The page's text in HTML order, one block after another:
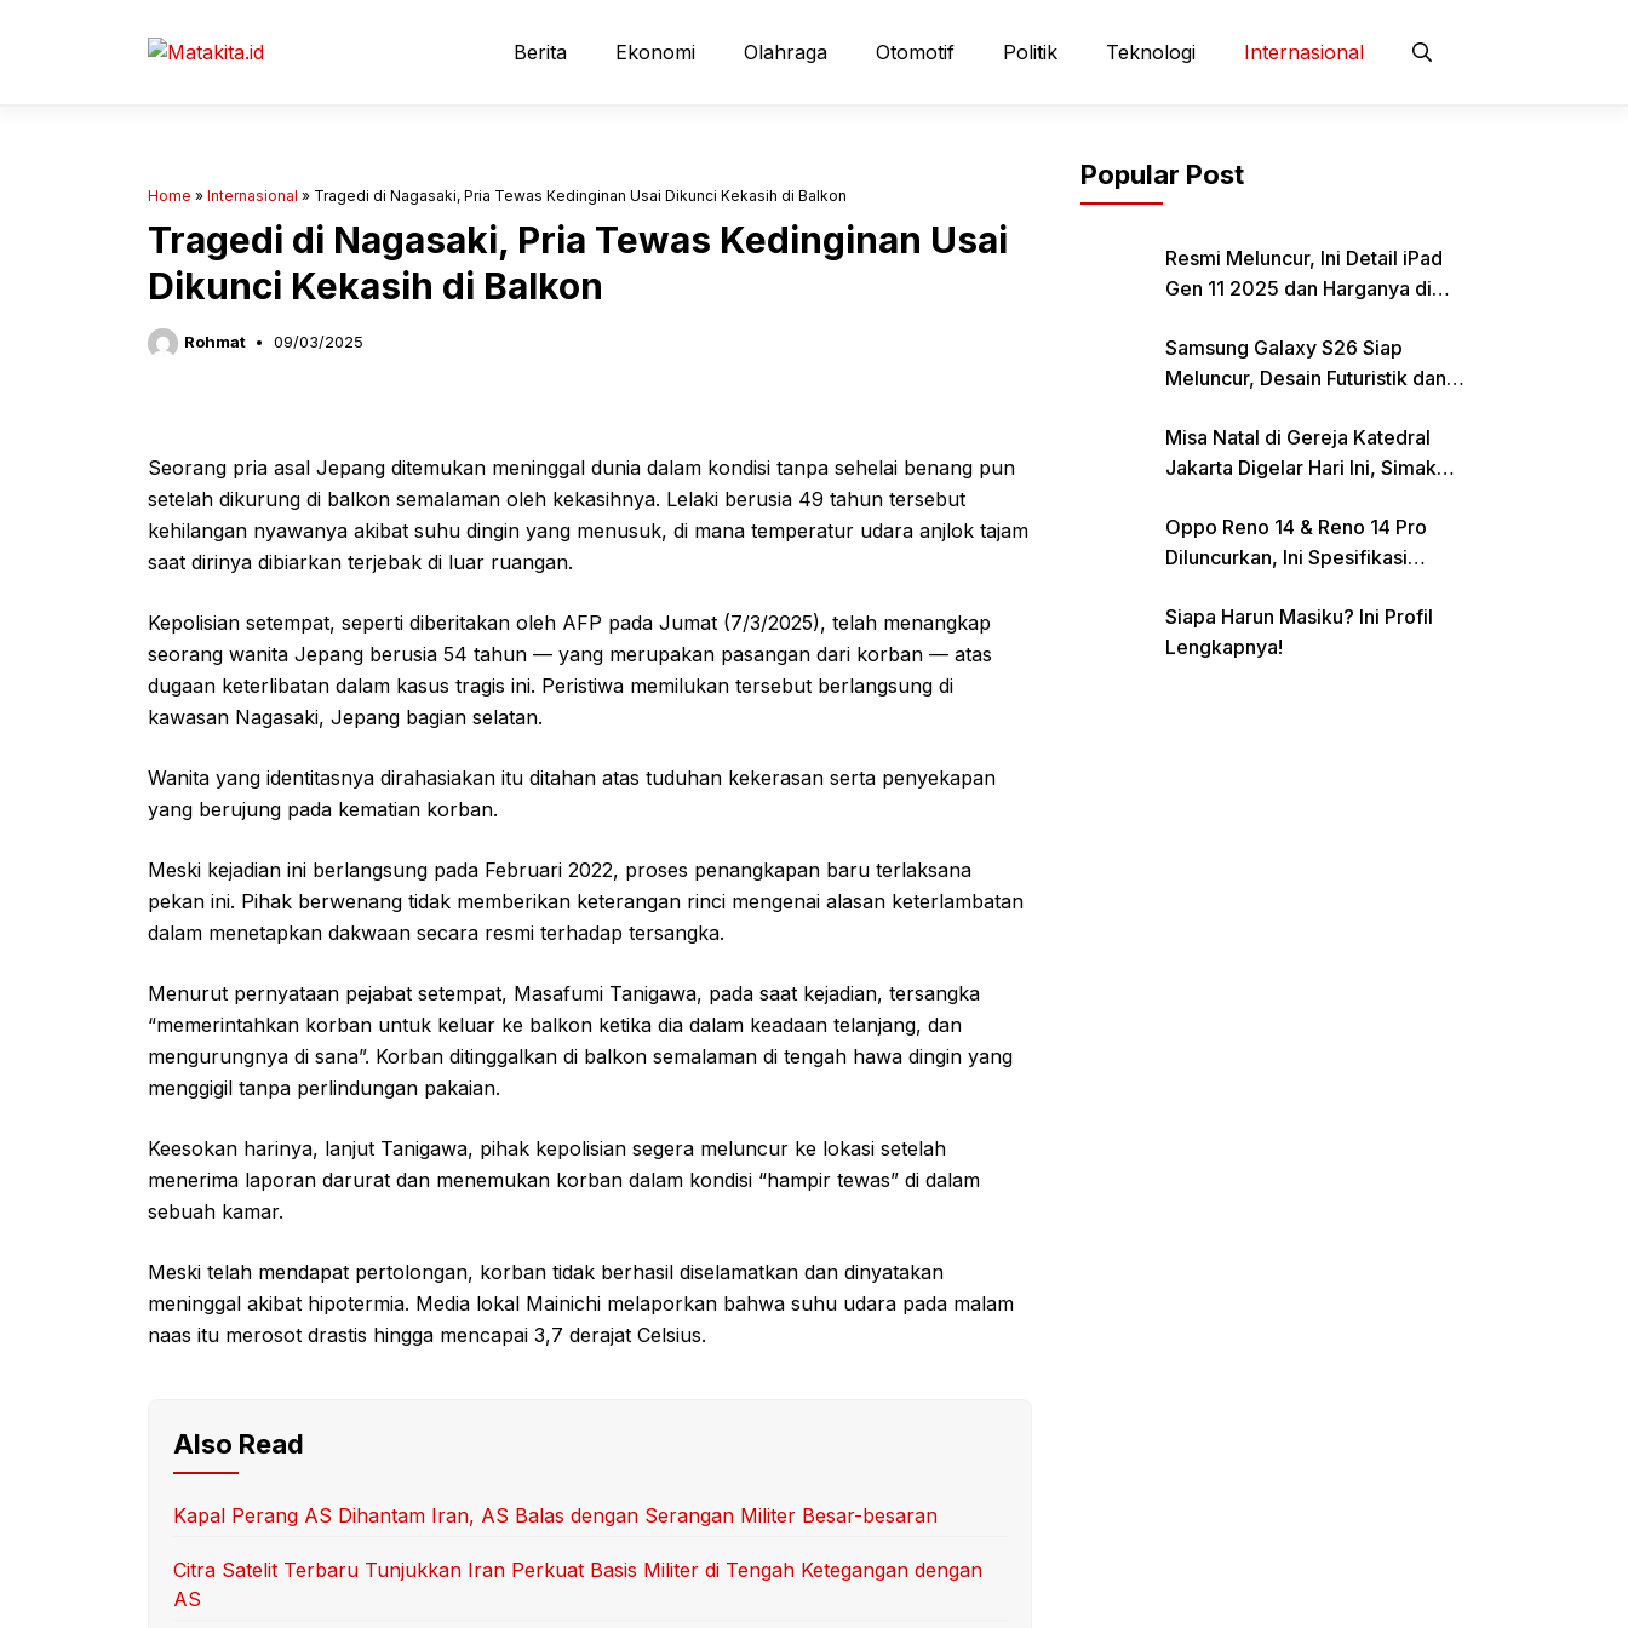
Berita Ekonomi Olahraga Otomotif Politik Teknologi Internasional
Home » Internasional » Tragedi di Nagasaki, Pria Tewas Kedinginan Usai Dikunci Kekasih di Balkon
Tragedi di Nagasaki, Pria Tewas Kedinginan Usai
Dikunci Kekasih di Balkon
Rohmat 09/03/2025
Seorang pria asal Jepang ditemukan meninggal dunia dalam kondisi tanpa sehelai benang pun
setelah dikurung di balkon semalaman oleh kekasihnya. Lelaki berusia 49 tahun tersebut
kehilangan nyawanya akibat suhu dingin yang menusuk, di mana temperatur udara anjlok tajam
saat dirinya dibiarkan terjebak di luar ruangan.
Kepolisian setempat, seperti diberitakan oleh AFP pada Jumat (7/3/2025), telah menangkap
seorang wanita Jepang berusia 54 tahun — yang merupakan pasangan dari korban — atas
dugaan keterlibatan dalam kasus tragis ini. Peristiwa memilukan tersebut berlangsung di
kawasan Nagasaki, Jepang bagian selatan.
Wanita yang identitasnya dirahasiakan itu ditahan atas tuduhan kekerasan serta penyekapan
yang berujung pada kematian korban.
Meski kejadian ini berlangsung pada Februari 2022, proses penangkapan baru terlaksana
pekan ini. Pihak berwenang tidak memberikan keterangan rinci mengenai alasan keterlambatan
dalam menetapkan dakwaan secara resmi terhadap tersangka.
Menurut pernyataan pejabat setempat, Masafumi Tanigawa, pada saat kejadian, tersangka
“memerintahkan korban untuk keluar ke balkon ketika dia dalam keadaan telanjang, dan
mengurungnya di sana”. Korban ditinggalkan di balkon semalaman di tengah hawa dingin yang
menggigil tanpa perlindungan pakaian.
Keesokan harinya, lanjut Tanigawa, pihak kepolisian segera meluncur ke lokasi setelah
menerima laporan darurat dan menemukan korban dalam kondisi “hampir tewas” di dalam
sebuah kamar.
Meski telah mendapat pertolongan, korban tidak berhasil diselamatkan dan dinyatakan
meninggal akibat hipotermia. Media lokal Mainichi melaporkan bahwa suhu udara pada malam
naas itu merosot drastis hingga mencapai 3,7 derajat Celsius.
Also Read
Kapal Perang AS Dihantam Iran, AS Balas dengan Serangan Militer Besar-besaran
Citra Satelit Terbaru Tunjukkan Iran Perkuat Basis Militer di Tengah Ketegangan dengan
AS
Popular Post
Resmi Meluncur, Ini Detail iPad
Gen 11 2025 dan Harganya di
Samsung Galaxy S26 Siap
Meluncur, Desain Futuristik dan
Misa Natal di Gereja Katedral
Jakarta Digelar Hari Ini, Simak
Oppo Reno 14 & Reno 14 Pro
Diluncurkan, Ini Spesifikasi
Siapa Harun Masiku? Ini Profil
Lengkapnya!